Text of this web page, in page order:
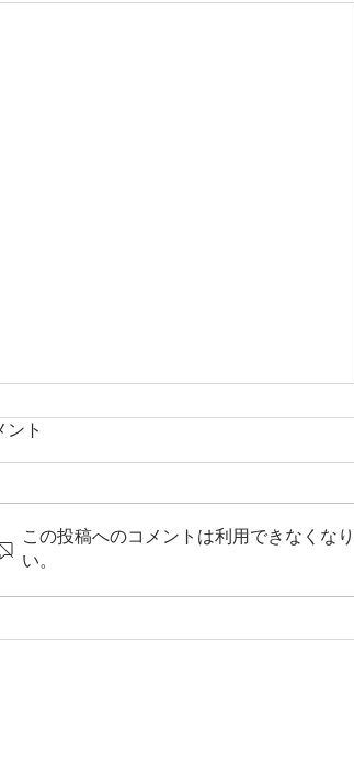
やはり多い大腸癌
ント
この投稿へのコメントは利用できなくな
い。